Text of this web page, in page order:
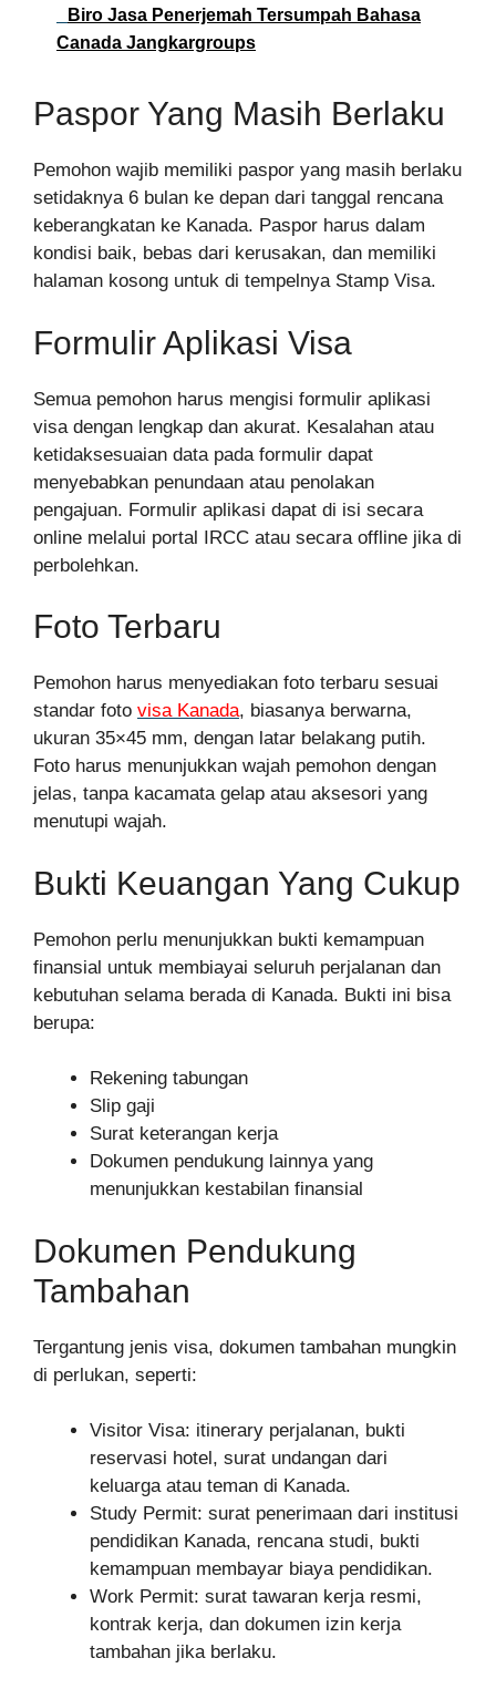
Biro Jasa Penerjemah Tersumpah Bahasa
Canada Jangkargroups
Paspor Yang Masih Berlaku
Pemohon wajib memiliki paspor yang masih berlaku
setidaknya 6 bulan ke depan dari tanggal rencana
keberangkatan ke Kanada. Paspor harus dalam
kondisi baik, bebas dari kerusakan, dan memiliki
halaman kosong untuk di tempelnya Stamp Visa.
Formulir Aplikasi Visa
Semua pemohon harus mengisi formulir aplikasi
visa dengan lengkap dan akurat. Kesalahan atau
ketidaksesuaian data pada formulir dapat
menyebabkan penundaan atau penolakan
pengajuan. Formulir aplikasi dapat di isi secara
online melalui portal IRCC atau secara offline jika di
perbolehkan.
Foto Terbaru
Pemohon harus menyediakan foto terbaru sesuai
standar foto visa Kanada, biasanya berwarna,
ukuran 35×45 mm, dengan latar belakang putih.
Foto harus menunjukkan wajah pemohon dengan
jelas, tanpa kacamata gelap atau aksesori yang
menutupi wajah.
Bukti Keuangan Yang Cukup
Pemohon perlu menunjukkan bukti kemampuan
finansial untuk membiayai seluruh perjalanan dan
kebutuhan selama berada di Kanada. Bukti ini bisa
berupa:
Rekening tabungan
Slip gaji
Surat keterangan kerja
Dokumen pendukung lainnya yang
menunjukkan kestabilan finansial
Dokumen Pendukung
Tambahan
Tergantung jenis visa, dokumen tambahan mungkin
di perlukan, seperti:
Visitor Visa: itinerary perjalanan, bukti
reservasi hotel, surat undangan dari
keluarga atau teman di Kanada.
Study Permit: surat penerimaan dari institusi
pendidikan Kanada, rencana studi, bukti
kemampuan membayar biaya pendidikan.
Work Permit: surat tawaran kerja resmi,
kontrak kerja, dan dokumen izin kerja
tambahan jika berlaku.